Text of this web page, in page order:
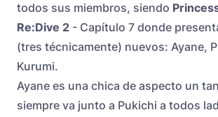
todos sus miembros, siendo
Re:Dive 2 - Capítulo 7 donde
(tres técnicamente) nuevos: Ayane,
Kurumi.
Ayane es una chica de aspecto un
siempre va junto a Pukichi a todos